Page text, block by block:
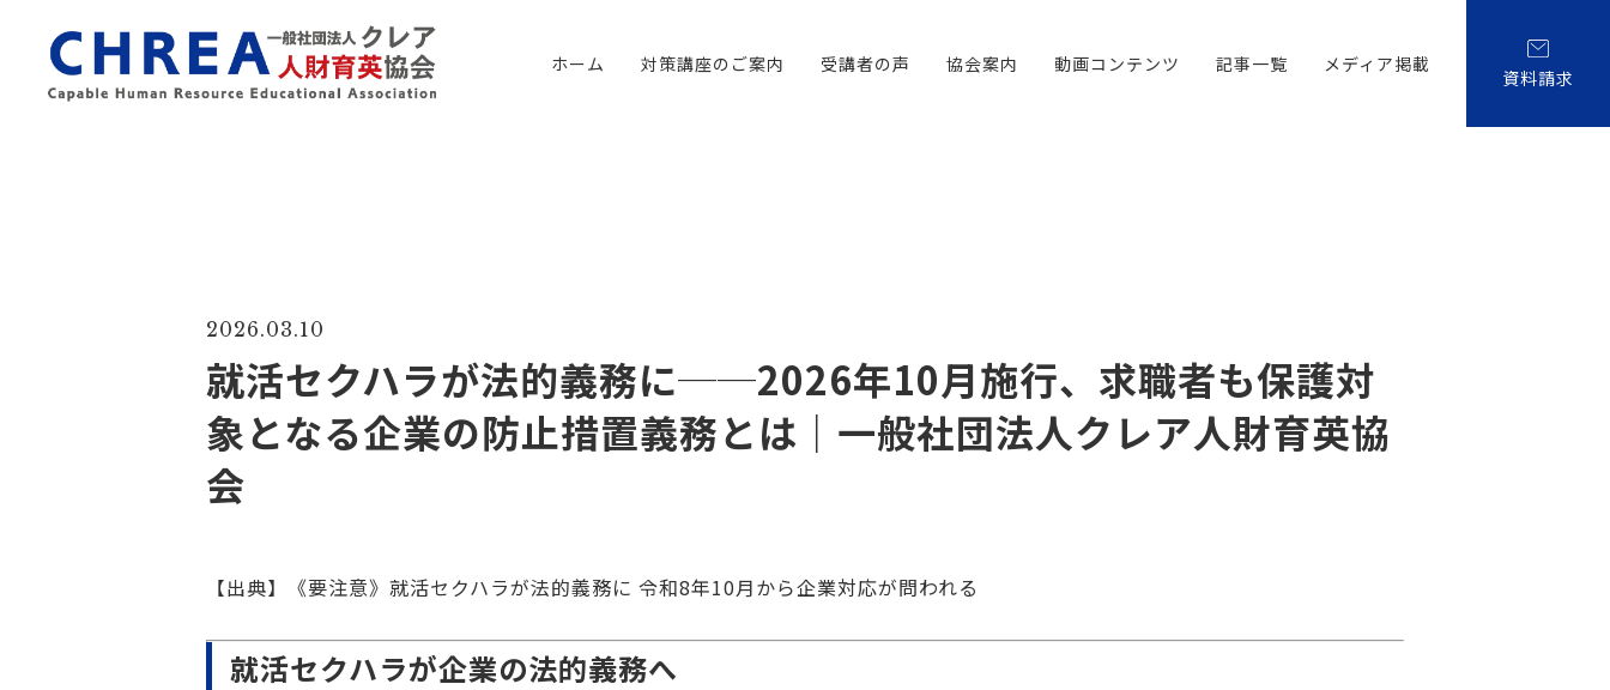
ホーム 対策講座のご案内 受講者の声 協会案内 動画コンテンツ 記事一覧 メディア掲載
資料請求
2026.03.10
就活セクハラが法的義務に──2026年10月施行、求職者も保護対
象となる企業の防止措置義務とは｜一般社団法人クレア人財育英協
会
【出典】 《要注意》就活セクハラが法的義務に 令和8年10月から企業対応が問われる
就活セクハラが企業の法的義務へ